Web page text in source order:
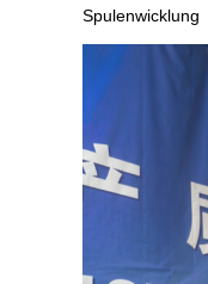
Spulenwicklung